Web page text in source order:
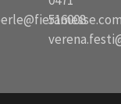
516008